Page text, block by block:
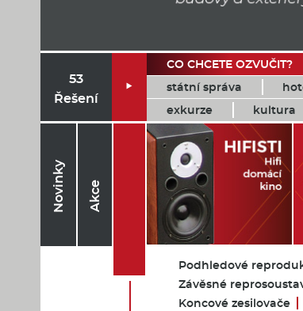
53
Řešení

CO CHCETE OZVUČIT?
státní správa
exkurze
kultura
Novinky Akce
Podhledové
Závěsné
Koncové zesilovače